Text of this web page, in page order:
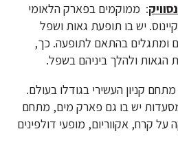
: ממוקמים בפארק הלאומי
יש בו תופעת גאות ושפל
ומתגלים בהתאם לתופעה. כך,
הגאות ולהלך ביניהם בשפל.
קניון העשירי בגודלו בעולם.
יש בו גם פארק מים, מתחם
קרח, אקווריום, מופעי דולפינים